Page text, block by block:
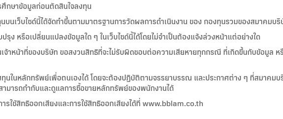
กษาข้อมูลก่อนตัดสินใจลงทุน
บนเว็บไซด์นี้ได้จัดทำขึ้นตามมาตรฐานการวัดผลการดำเนินงาน ของ กองทุนรวมของสมาคมบ
รุง หรือเปลี่ยนแปลงข้อมูลใด ๆ ในเว็บไซด์นี้ได้โดยไม่จำเป็นต้องแจ้งล่วงหน้าแต่อย่างใด
าหน้าที่ของบริษัท ขอสงวนสิทธิที่จะไม่รับผิดชอบต่อความเสียหายทุกกรณี ที่เกิดขึ้นกับข้อมูล ห
ในหลักทรัพย์เพื่อตนเองได้ โดยจะต้องปฏิบัติตามจรรยาบรรณ และประกาศต่าง ๆ ที่สมาคม
มารถกำกับและดูแลการซื้อขายหลักทรัพย์ของพนักงานได้
รใช้สิทธิออกเสียงและการใช้สิทธิออกเสียงได้ที่ www.bblam.co.th